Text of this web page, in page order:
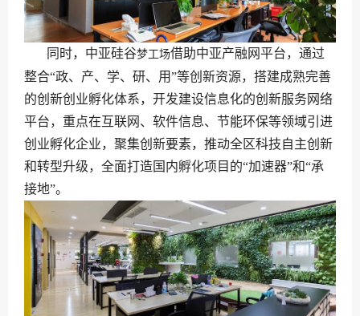
同时，中亚硅谷梦工场借助中亚产融网平台，通过
整合“政、产、学、研、用”等创新资源，搭建成熟完善
的创新创业孵化体系，开发建设信息化的创新服务网络
平台，重点在互联网、软件信息、节能环保等领域引进
创业孵化企业，聚集创新要素，推动全区科技自主创新
和转型升级，全面打造国内孵化项目的“加速器”和“承
接地”。